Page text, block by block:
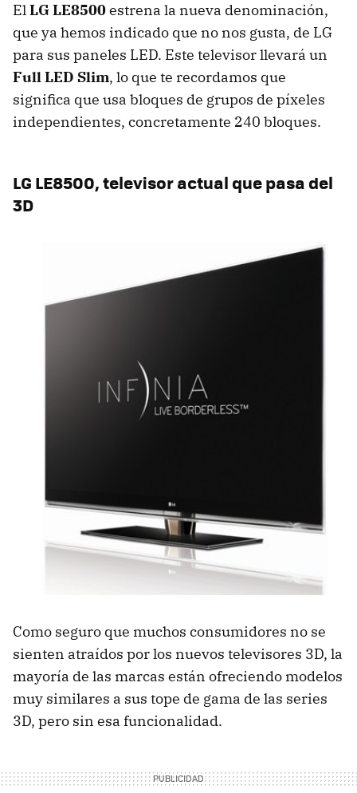
ElLG LE8500estrena la nueva denominación,
que ya hemos indicado que no nos gusta, de LG
para sus paneles LED. Este televisor llevará un
FullLED Slim, lo que te recordamos que
significa que usa bloques de grupos de píxeles
independientes, concretamente 240 bloques.
LG LE8500, televisor actual que pasa del
3D
Como seguro que muchos consumidores no se
sienten atraídos por los nuevos televisores 3D, la
mayoría de las marcas están ofreciendo modelos
muy similares a sus tope de gama de las series
3D, pero sin esa funcionalidad.